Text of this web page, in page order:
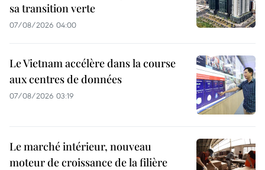
sa transition verte
07/08/2026 04:00
Le Vietnam accélère dans la course
aux centres de données
07/08/2026 03:19
Le marché intérieur, nouveau
moteur de croissance de la filière